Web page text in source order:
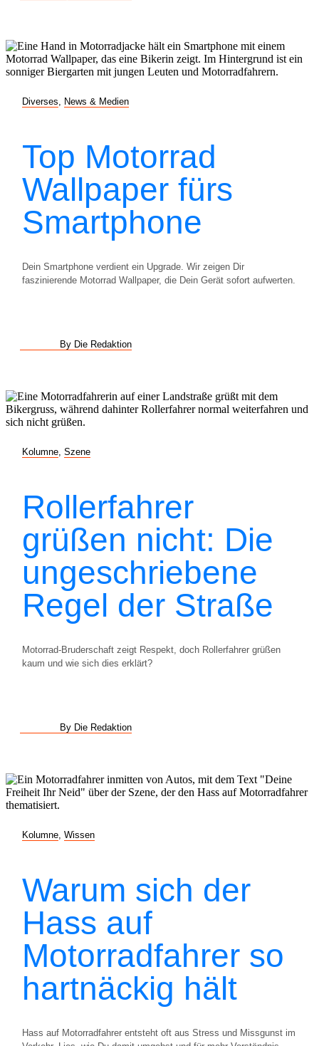
Diverses News & Medien
Top Motorrad
Wallpaper fürs
Smartphone
Dein Smartphone verdient ein Upgrade. Wir zeigen Dir
faszinierende Motorrad Wallpaper, die Dein Gerät sofort aufwerten.
By Die Redaktion
Kolumne Szene
Rollerfahrer
grüßen nicht: Die
ungeschriebene
Regel der Straße
Motorrad-Bruderschaft zeigt Respekt, doch Rollerfahrer grüßen
kaum und wie sich dies erklärt?
By Die Redaktion
Kolumne Wissen
Warum sich der
Hass auf
Motorradfahrer so
hartnäckig hält
Hass auf Motorradfahrer entsteht oft aus Stress und Missgunst im